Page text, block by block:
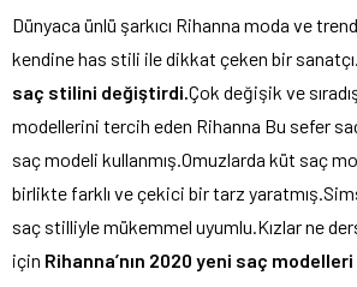
Dünyaca ünlü şarkıcı Rihanna moda ve
kendine has stili ile dikkat çeken bir sanatçı.
saç stilini değiştirdi.Çok değişik ve
modellerini tercih eden Rihanna Bu sefer
saç modeli kullanmış.Omuzlarda küt saç
birlikte farklı ve çekici bir tarz
saç stilliyle mükemmel uyumlu.Kızlar ne
için Rihanna’nın 2020 yeni saç modelleri